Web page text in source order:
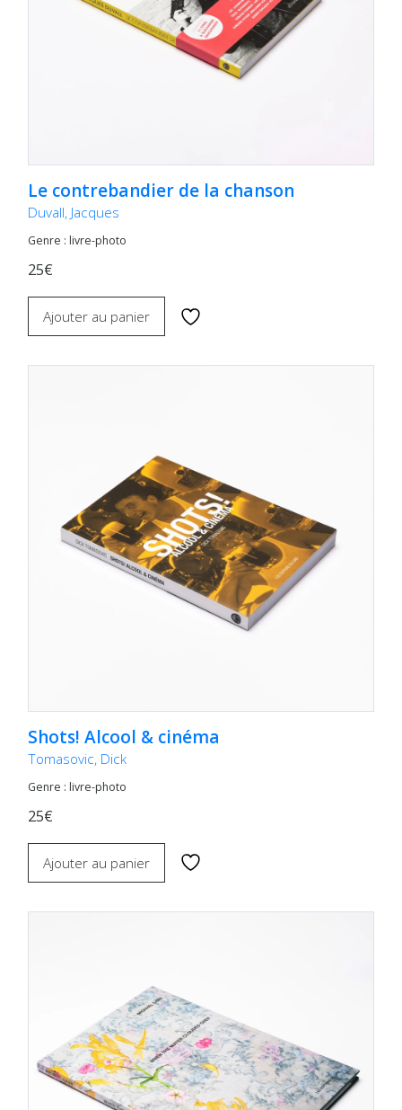
Le contrebandier de la chanson
Duvall, Jacques
Genre : livre-photo
25€
Ajouter au panier
Shots! Alcool & cinéma
Tomasovic, Dick
Genre : livre-photo
25€
Ajouter au panier